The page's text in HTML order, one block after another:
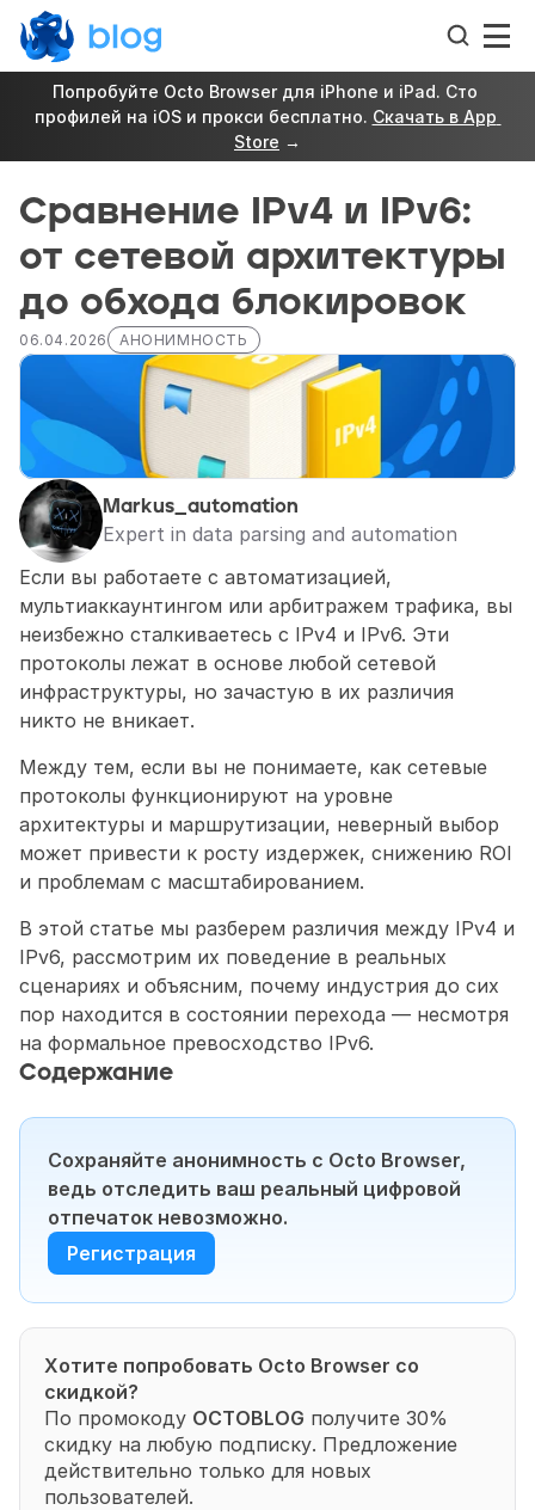
Попробуйте Octo Browser для iPhone и iPad. Сто
профилей на iOS и прокси бесплатно. Скачать в App
Store →
Сравнение IPv4 и IPv6:
от сетевой архитектуры
до обхода блокировок
06.04.2026 АНОНИМНОСТЬ
Markus_automation
Expert in data parsing and automation
Если вы работаете с автоматизацией,
мультиаккаунтингом или арбитражем трафика, вы
неизбежно сталкиваетесь с IPv4 и IPv6. Эти
протоколы лежат в основе любой сетевой
инфраструктуры, но зачастую в их различия
никто не вникает.
Между тем, если вы не понимаете, как сетевые
протоколы функционируют на уровне
архитектуры и маршрутизации, неверный выбор
может привести к росту издержек, снижению ROI
и проблемам с масштабированием.
В этой статье мы разберем различия между IPv4 и
IPv6, рассмотрим их поведение в реальных
сценариях и объясним, почему индустрия до сих
пор находится в состоянии перехода — несмотря
на формальное превосходство IPv6.
Содержание
Сохраняйте анонимность с Octo Browser,
ведь отследить ваш реальный цифровой
отпечаток невозможно.
Регистрация
Хотите попробовать Octo Browser со
скидкой?
По промокоду OCTOBLOG получите 30%
скидку на любую подписку. Предложение
действительно только для новых
пользователей.